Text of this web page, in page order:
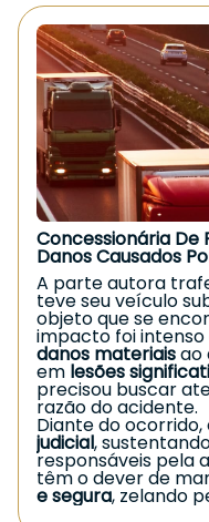
Solicite os
de atendimento;
Documente todos
Procure orientação
assegurar seus
Em muitos casos,
devolução em
ao consumidor a
valores
conforme prevê o
Consumidor para
irregular. Além
por danos morais,
de cobrança
direito básico do
Caso você esteja
semelhante,
especializada.
fundamental.
Concessionária De
Danos Causados
A parte autora
teve seu veículo
objeto que se
impacto foi
danos materiaisao
em lesões
precisou buscar
razão do acidente.
Diante do
judicial,
responsáveis pela
têm o dever de
e segura, zelando
Esse dever inclui